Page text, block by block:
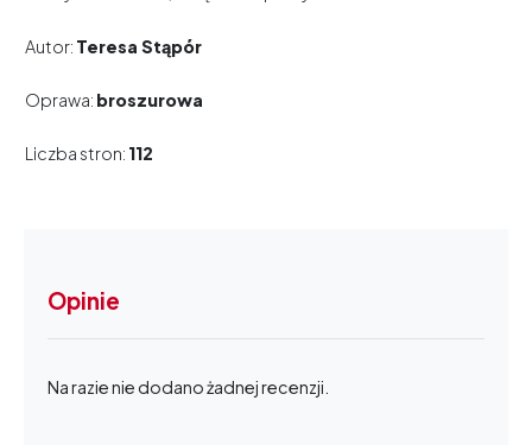
Autor: Teresa Stąpór
Oprawa: broszurowa
Liczba stron: 112
Opinie
Na razie nie dodano żadnej recenzji.